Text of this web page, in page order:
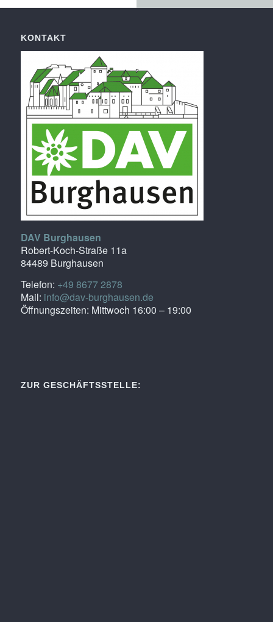
KONTAKT
DAV Burghausen
Robert-Koch-Straße 11a
84489 Burghausen
Telefon: +49 8677 2878
Mail: info@dav-burghausen.de
Öffnungszeiten: Mittwoch 16:00 – 19:00
ZUR GESCHÄFTSSTELLE: